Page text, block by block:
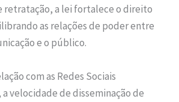
retratação, a lei fortalece o direito
as relações de poder entre
e o público.
com as Redes Sociais
a velocidade de disseminação de